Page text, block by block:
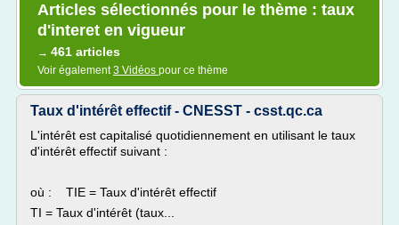
Articles sélectionnés pour le thème : taux
d'interet en vigueur
→ 461 articles
Voir également3 Vidéos pour ce thème
Taux d'intérêt effectif - CNESST - csst.qc.ca
L'intérêt est capitalisé quotidiennement en utilisant le taux
d'intérêt effectif suivant :
où : TIE = Taux d'intérêt effectif
TI = Taux d'intérêt (taux...